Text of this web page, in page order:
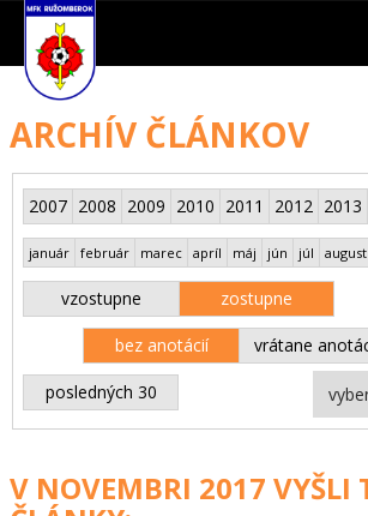
ARCHÍV ČLÁNKOV
2007 2008 2009 2010 2011 2012 2013
január február marec apríl máj jún júl august
vzostupne zostupne
bez anotácií vrátane
posledných 30
V NOVEMBRI 2017 VYŠLI